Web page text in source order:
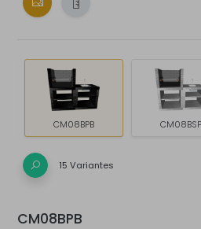
CM08BPB CM08BSP
15 Variantes
CM08BPB